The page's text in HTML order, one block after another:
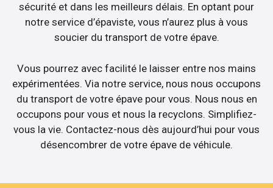
sécurité et dans les meilleurs délais. En optant pour
notre service d’épaviste, vous n’aurez plus à vous
soucier du transport de votre épave.
Vous pourrez avec facilité le laisser entre nos mains
expérimentées. Via notre service, nous nous occupons
du transport de votre épave pour vous. Nous nous en
occupons pour vous et nous la recyclons. Simplifiez-
vous la vie. Contactez-nous dès aujourd’hui pour vous
désencombrer de votre épave de véhicule.